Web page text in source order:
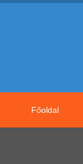
Főoldal